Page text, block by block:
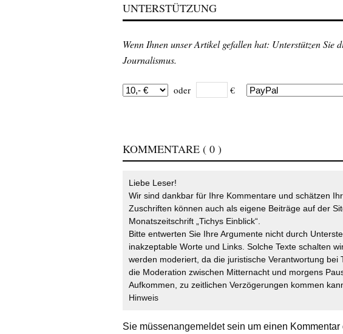
UNTERSTÜTZUNG
Wenn Ihnen unser Artikel gefallen hat: Unterstützen Sie
Journalismus.
oder €
KOMMENTARE ( 0 )
Liebe Leser!
Wir sind dankbar für Ihre Kommentare und schätzen
Zuschriften können auch als eigene Beiträge auf der
Monatszeitschrift „Tichys Einblick“.
Bitte entwerten Sie Ihre Argumente nicht durch
inakzeptable Worte und Links. Solche Texte schalten
werden moderiert, da die juristische Verantwortung bei
die Moderation zwischen Mitternacht und morgens
Aufkommen, zu zeitlichen Verzögerungen kommen
Hinweis
Sie müssenangemeldetsein um einen Kommentar